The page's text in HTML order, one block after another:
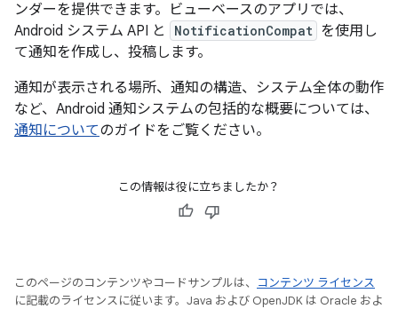
ンダーを提供できます。ビューベースのアプリでは、
Android システム API と
NotificationCompat を使用し
て通知を作成し、投稿します。
通知が表示される場所、通知の構造、システム全体の動作
など、Android 通知システムの包括的な概要については、
通知についてのガイドをご覧ください。
この情報は役に立ちましたか？
このページのコンテンツやコードサンプルは、
コンテンツ ライセンス
に記載のライセンスに従います。Java および OpenJDK は Oracle およ